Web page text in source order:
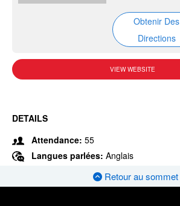
Obtenir Des
Directions
VIEW WEBSITE
DETAILS
Attendance: 55
Langues parlées: Anglais
Retour au sommet